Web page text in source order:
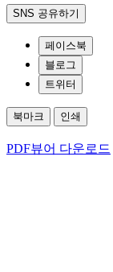
SNS 공유하기
페이스북
블로그
트위터
북마크 인쇄
PDF뷰어 다운로드